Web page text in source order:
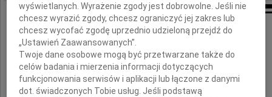
po długotrwałej i ciężkiej chorobie,
zmarł w wieku 80 lat
wyświetlanych. Wyrażenie zgody jest dobrowolne. Jeśli nie
chcesz wyrazić zgody, chcesz ograniczyć jej zakres lub
chcesz wycofać zgodę uprzednio udzieloną przejdź do
„Ustawień Zaawansowanych”.
Twoje dane osobowe mogą być przetwarzane także do
celów badania i mierzenia informacji dotyczących
funkcjonowania serwisów i aplikacji lub łączone z danymi
dot. świadczonych Tobie usług. Jeśli podstawą